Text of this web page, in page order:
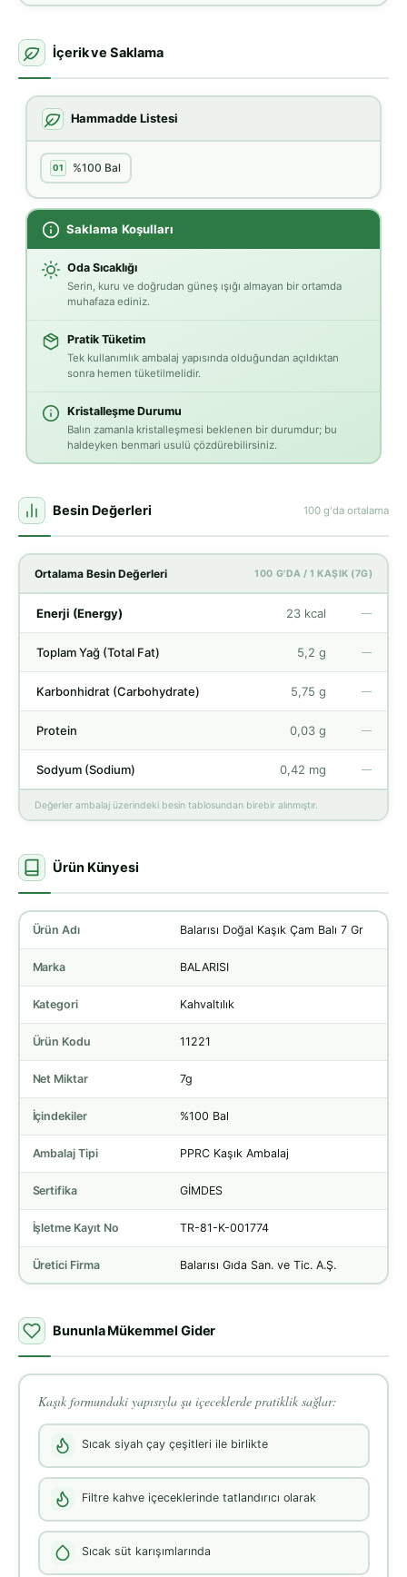
İçerik ve Saklama
Hammadde Listesi
01 %100 Bal
Saklama Koşulları
Oda Sıcaklığı
Serin, kuru ve doğrudan güneş ışığı almayan bir ortamda
muhafaza ediniz.
Pratik Tüketim
Tek kullanımlık ambalaj yapısında olduğundan açıldıktan
sonra hemen tüketilmelidir.
Kristalleşme Durumu
Balın zamanla kristalleşmesi beklenen bir durumdur; bu
haldeyken benmari usulü çözdürebilirsiniz.
Besin Değerleri 100 g'da ortalama
Ortalama Besin Değerleri 100 G'DA / 1 KAŞIK (7G)
Enerji (Energy) 23 kcal —
Toplam Yağ (Total Fat) 5,2 g —
Karbonhidrat (Carbohydrate) 5,75 g —
Protein 0,03 g —
Sodyum (Sodium) 0,42 mg —
Değerler ambalaj üzerindeki besin tablosundan birebir alınmıştır.
Ürün Künyesi
Ürün Adı Balarısı Doğal Kaşık Çam Balı 7 Gr
Marka BALARISI
Kategori Kahvaltılık
Ürün Kodu 11221
Net Miktar 7g
İçindekiler %100 Bal
Ambalaj Tipi PPRC Kaşık Ambalaj
Sertifika GİMDES
İşletme Kayıt No TR-81-K-001774
Üretici Firma Balarısı Gıda San. ve Tic. A.Ş.
Bununla Mükemmel Gider
Kaşık formundaki yapısıyla şu içeceklerde pratiklik sağlar:
Sıcak siyah çay çeşitleri ile birlikte
Filtre kahve içeceklerinde tatlandırıcı olarak
Sıcak süt karışımlarında